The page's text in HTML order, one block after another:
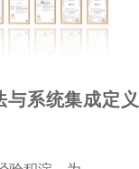
系统集成定义